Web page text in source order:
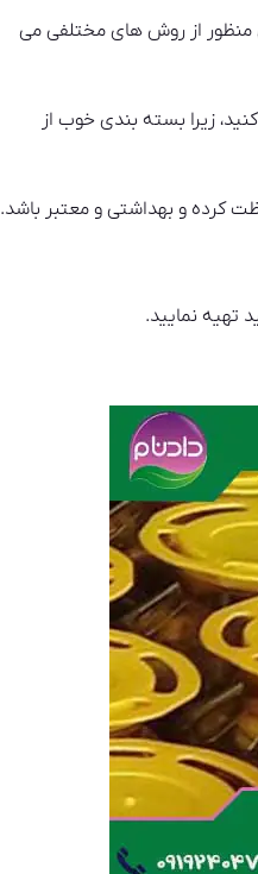
منظور از روش های مختلفی می
زیرا بسته بندی خوب از
کرده و بهداشتی و معتبر باشد.
تهیه نمایید.